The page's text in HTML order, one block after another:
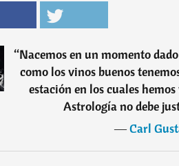
“Nacemos en un momento
como los vinos buenos
estación en los cuales
Astrología no debe
―Carl